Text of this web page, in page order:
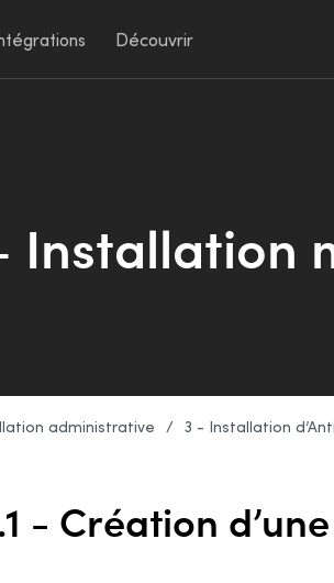
Découvrir
Installation
administrative / 3 - Installation
- Création